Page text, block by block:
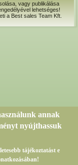
vagy publikálása
lehetséges!
a Best sales Team Kft.
annak
nyújthassuk
tájékoztatást e